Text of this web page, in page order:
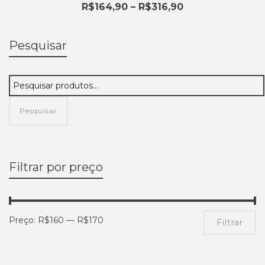
R$164,90 – R$316,90Faixa
Pesquisar
Pesquisar
Filtrar por preço
Filtrar
Preço: R$160 — R$170